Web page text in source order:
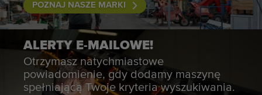
POZNAJ NASZE MARKI
ALERTY E-MAILOWE!
Otrzymasz natychmiastowe
powiadomienie, gdy dodamy maszynę
spełniającą Twoje kryteria wyszukiwania.